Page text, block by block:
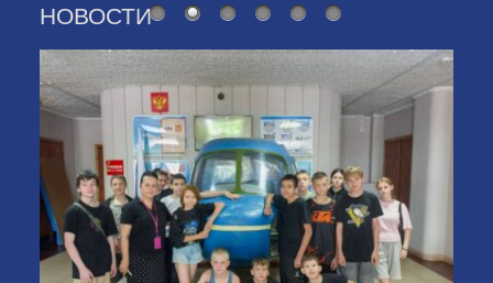
НОВОСТИ